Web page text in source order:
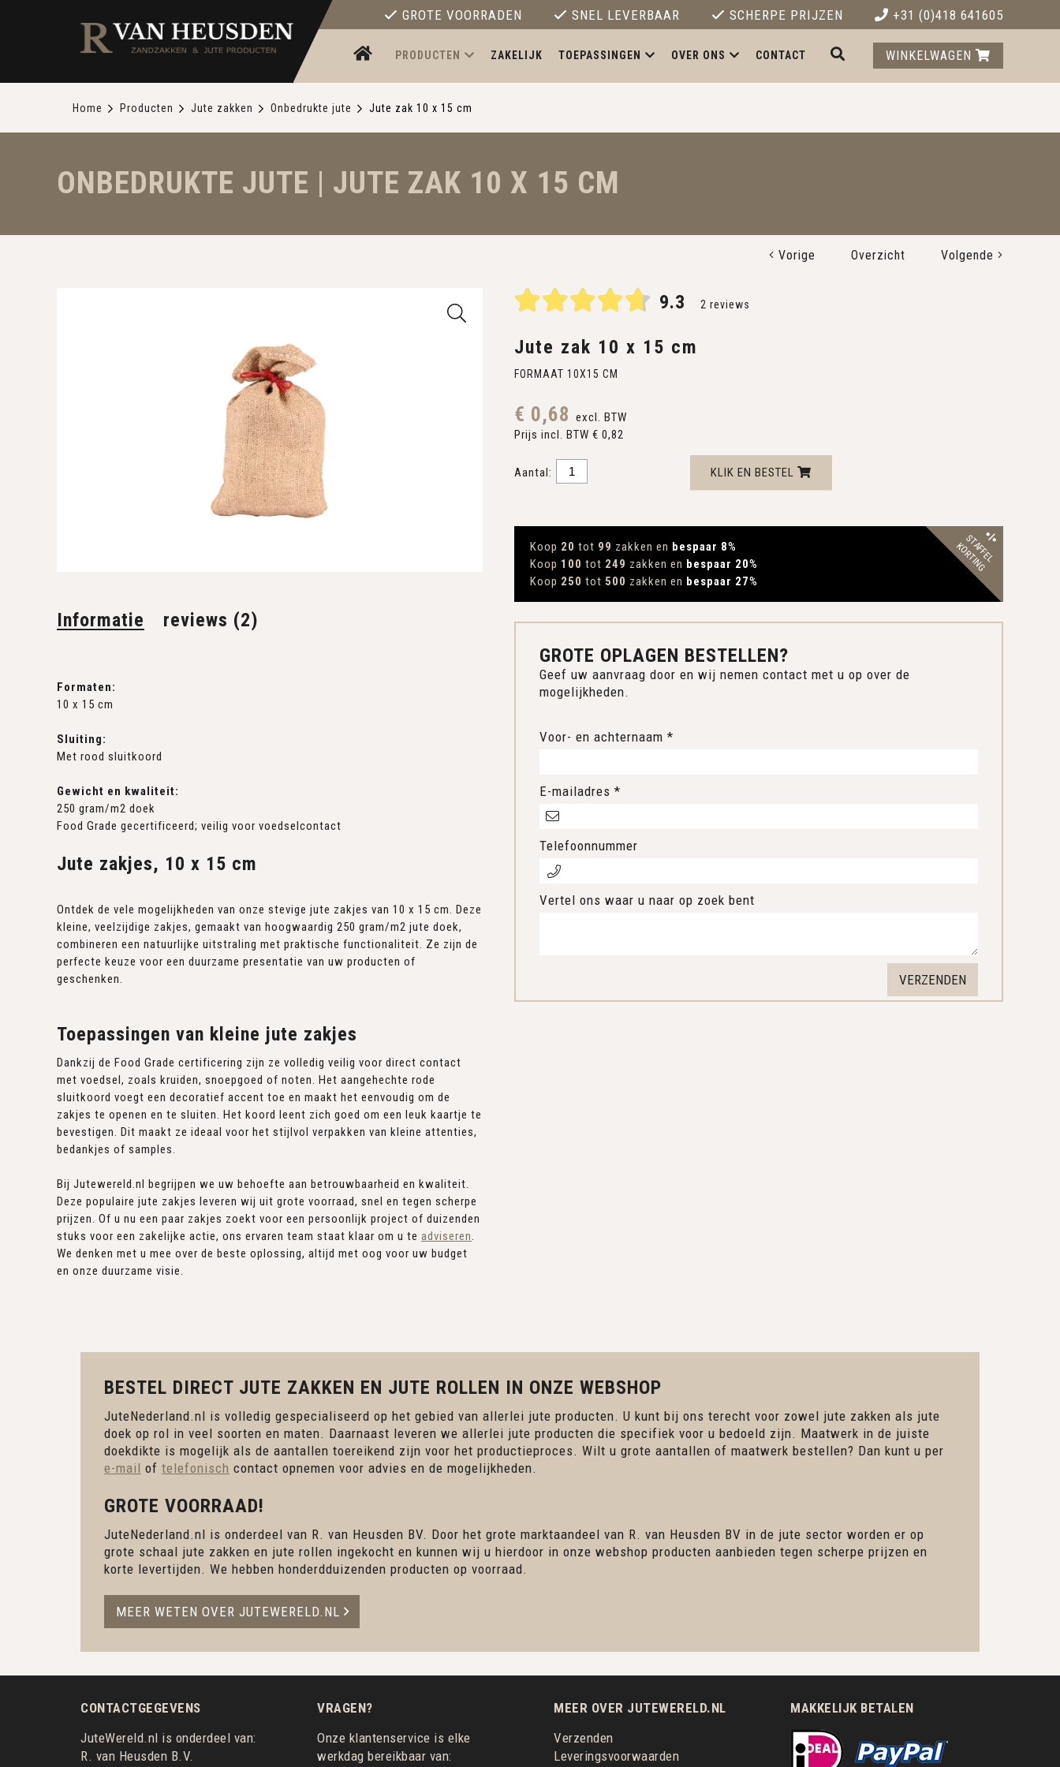
GROTE VOORRADEN SNEL LEVERBAAR SCHERPE PRIJZEN +31 (0)418 641605
WINKELWAGEN
PRODUCTEN ZAKELIJK TOEPASSINGEN OVER ONS CONTACT
Home Producten Jute zakken Onbedrukte jute Jute zak 10 x 15 cm
ONBEDRUKTE JUTE | JUTE ZAK 10 X 15 CM
Vorige Overzicht Volgende
Informatie reviews (2)
Formaten:
10 x 15 cm
Sluiting:
Met rood sluitkoord
Gewicht en kwaliteit:
250 gram/m2 doek
Food Grade gecertificeerd; veilig voor voedselcontact
Jute zakjes, 10 x 15 cm
Ontdek de vele mogelijkheden van onze stevige jute zakjes van 10 x 15 cm. Deze
kleine, veelzijdige zakjes, gemaakt van hoogwaardig 250 gram/m2 jute doek,
combineren een natuurlijke uitstraling met praktische functionaliteit. Ze zijn de
perfecte keuze voor een duurzame presentatie van uw producten of
geschenken.
Toepassingen van kleine jute zakjes
Dankzij de Food Grade certificering zijn ze volledig veilig voor direct contact
met voedsel, zoals kruiden, snoepgoed of noten. Het aangehechte rode
sluitkoord voegt een decoratief accent toe en maakt het eenvoudig om de
zakjes te openen en te sluiten. Het koord leent zich goed om een leuk kaartje te
bevestigen. Dit maakt ze ideaal voor het stijlvol verpakken van kleine attenties,
bedankjes of samples.
Bij Jutewereld.nl begrijpen we uw behoefte aan betrouwbaarheid en kwaliteit.
Deze populaire jute zakjes leveren wij uit grote voorraad, snel en tegen scherpe
prijzen. Of u nu een paar zakjes zoekt voor een persoonlijk project of duizenden
stuks voor een zakelijke actie, ons ervaren team staat klaar om u te adviseren.
We denken met u mee over de beste oplossing, altijd met oog voor uw budget
en onze duurzame visie.
9.3 2 reviews
Jute zak 10 x 15 cm
FORMAAT 10X15 CM
€ 0,68 excl. BTW
Prijs incl. BTW € 0,82
Aantal: KLIK EN BESTEL
Koop 20 tot 99 zakken en bespaar 8%
Koop 100 tot 249 zakken en bespaar 20%
Koop 250 tot 500 zakken en bespaar 27%
STAFFEL
KORTING
GROTE OPLAGEN BESTELLEN?
Geef uw aanvraag door en wij nemen contact met u op over de
mogelijkheden.
Voor- en achternaam *
E-mailadres *
Telefoonnummer
Vertel ons waar u naar op zoek bent
BESTEL DIRECT JUTE ZAKKEN EN JUTE ROLLEN IN ONZE WEBSHOP
JuteNederland.nl is volledig gespecialiseerd op het gebied van allerlei jute producten. U kunt bij ons terecht voor zowel jute zakken als jute
doek op rol in veel soorten en maten. Daarnaast leveren we allerlei jute producten die specifiek voor u bedoeld zijn. Maatwerk in de juiste
doekdikte is mogelijk als de aantallen toereikend zijn voor het productieproces. Wilt u grote aantallen of maatwerk bestellen? Dan kunt u per
e-mail of telefonisch contact opnemen voor advies en de mogelijkheden.
GROTE VOORRAAD!
JuteNederland.nl is onderdeel van R. van Heusden BV. Door het grote marktaandeel van R. van Heusden BV in de jute sector worden er op
grote schaal jute zakken en jute rollen ingekocht en kunnen wij u hierdoor in onze webshop producten aanbieden tegen scherpe prijzen en
korte levertijden. We hebben honderdduizenden producten op voorraad.
MEER WETEN OVER JUTEWERELD.NL
CONTACTGEGEVENS
JuteWereld.nl is onderdeel van:
R. van Heusden B.V.
VRAGEN?
Onze klantenservice is elke
werkdag bereikbaar van:
MEER OVER JUTEWERELD.NL
Verzenden
Leveringsvoorwaarden
MAKKELIJK BETALEN